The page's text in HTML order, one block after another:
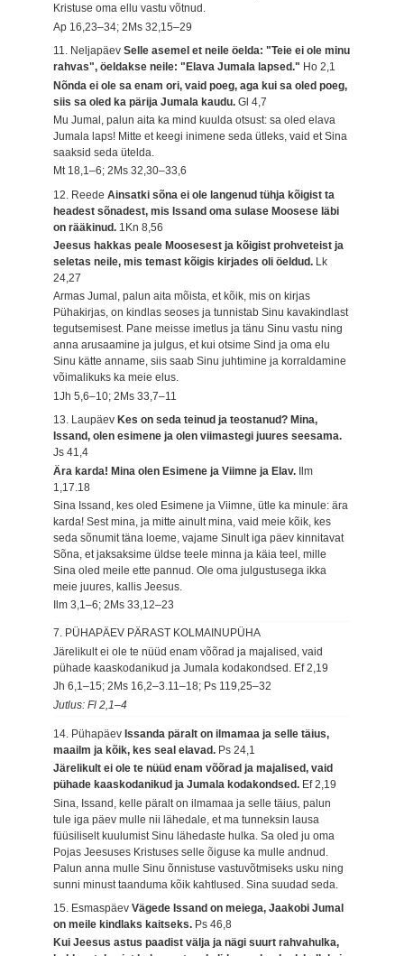
Kristuse oma ellu vastu võtnud.
Ap 16,23–34; 2Ms 32,15–29
11. NeljapäevSelle asemel et neile öelda: "Teie ei ole minu
rahvas", öeldakse neile: "Elava Jumala lapsed." Ho 2,1
Nõnda ei ole sa enam ori, vaid poeg, aga kui sa oled poeg,
siis sa oled ka pärija Jumala kaudu.Gl 4,7
Mu Jumal, palun aita ka mind kuulda otsust: sa oled elava
Jumala laps! Mitte et keegi inimene seda ütleks, vaid et Sina
saaksid seda ütelda.
Mt 18,1–6; 2Ms 32,30–33,6
12. ReedeAinsatki sõna ei ole langenud tühja kõigist ta
headest sõnadest, mis Issand oma sulase Moosese läbi
on rääkinud. 1Kn 8,56
Jeesus hakkas peale Moosesest ja kõigist prohveteist ja
seletas neile, mis temast kõigis kirjades oli öeldud. Lk
24,27
Armas Jumal, palun aita mõista, et kõik, mis on kirjas
Pühakirjas, on kindlas seoses ja tunnistab Sinu kavakindlast
tegutsemisest. Pane meisse imetlus ja tänu Sinu vastu ning
anna arusaamine ja julgus, et kui otsime Sind ja oma elu
Sinu kätte anname, siis saab Sinu juhtimine ja korraldamine
võimalikuks ka meie elus.
1Jh 5,6–10; 2Ms 33,7–11
13. Laupäev Kes on seda teinud ja teostanud? Mina,
Issand, olen esimene ja olen viimastegi juures seesama.
Js 41,4
Ära karda! Mina olen Esimene ja Viimne ja Elav. Ilm
1,17.18
Sina Issand, kes oled Esimene ja Viimne, ütle ka minule: ära
karda! Sest mina, ja mitte ainult mina, vaid meie kõik, kes
seda sõnumit täna loeme, vajame Sinult iga päev kinnitavat
Sõna, et jaksaksime üldse teele minna ja käia teel, mille
Sina oled meile ette pannud. Ole oma julgustusega ikka
meie juures, kallis Jeesus.
Ilm 3,1–6; 2Ms 33,12–23
7. PÜHAPÄEV PÄRAST KOLMAINUPÜHA
Järelikult ei ole te nüüd enam võõrad ja majalised, vaid
pühade kaaskodanikud ja Jumala kodakondsed. Ef 2,19
Jh 6,1–15; 2Ms 16,2–3.11–18; Ps 119,25–32
Jutlus: Fl 2,1–4
14. PühapäevIssanda päralt on ilmamaa ja selle täius,
maailm ja kõik, kes seal elavad. Ps 24,1
Järelikult ei ole te nüüd enam võõrad ja majalised, vaid
pühade kaaskodanikud ja Jumala kodakondsed. Ef 2,19
Sina, Issand, kelle päralt on ilmamaa ja selle täius, palun
tule iga päev mulle nii lähedale, et ma tunneksin lausa
füüsiliselt kuulumist Sinu lähedaste hulka. Sa oled ju oma
Pojas Jeesuses Kristuses selle õiguse ka mulle andnud.
Palun anna mulle Sinu õnnistuse vastuvõtmiseks usku ning
sunni minust taanduma kõik kahtlused. Sina suudad seda.
15. EsmaspäevVägede Issand on meiega, Jaakobi Jumal
on meile kindlaks kaitseks. Ps 46,8
Kui Jeesus astus paadist välja ja nägi suurt rahvahulka,